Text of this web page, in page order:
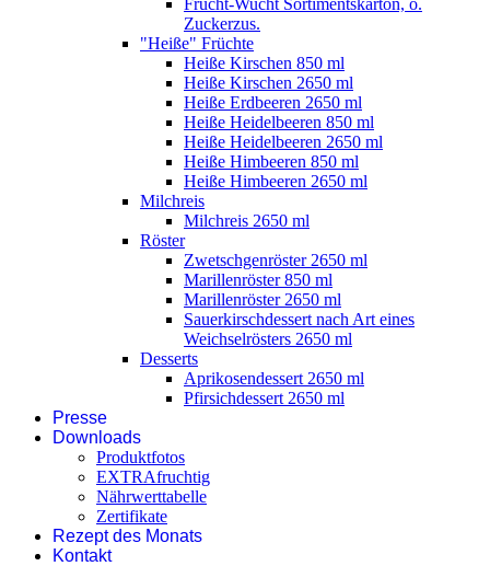
Zuckerzus.
"Heiße" Früchte
Heiße Kirschen 850 ml
Heiße Kirschen 2650 ml
Heiße Erdbeeren 2650 ml
Heiße Heidelbeeren 850 ml
Heiße Heidelbeeren 2650 ml
Heiße Himbeeren 850 ml
Heiße Himbeeren 2650 ml
Milchreis
Milchreis 2650 ml
Röster
Zwetschgenröster 2650 ml
Marillenröster 850 ml
Marillenröster 2650 ml
Sauerkirschdessert nach Art eines
Weichselrösters 2650 ml
Desserts
Aprikosendessert 2650 ml
Pfirsichdessert 2650 ml
Presse
Downloads
Produktfotos
EXTRAfruchtig
Nährwerttabelle
Zertifikate
Rezept des Monats
Kontakt